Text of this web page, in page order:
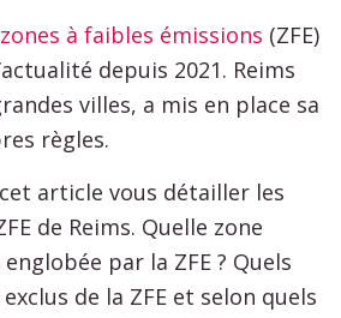
à faibles émissions (ZFE)
depuis 2021. Reims
villes, a mis en place sa
règles.
article vous détailler les
de Reims. Quelle zone
par la ZFE ? Quels
de la ZFE et selon quels